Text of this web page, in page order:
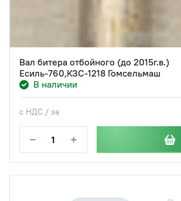
Вал битера отбойного (до 2015г.в.)
Есиль-760,КЗС-1218 Гомсельмаш
В наличии
с НДС / за
− +